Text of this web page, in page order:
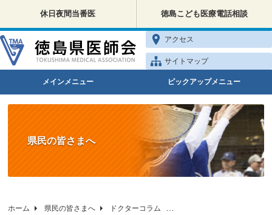
休日夜間当番医 徳島こども医療電話相談
アクセス
サイトマップ
メインメニュー ピックアップメニュー
県民の皆さまへ
ホーム 県民の皆さまへ ドクターコラム